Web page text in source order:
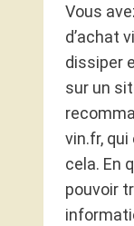
Vous
d’achat
dissiper
sur un
vin.fr,
cela. En
pouvoir